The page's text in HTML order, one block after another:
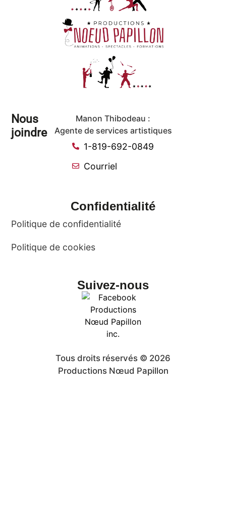
Nous
joindre
Manon Thibodeau :
Agente de services artistiques
1-819-692-0849
Courriel
Confidentialité
Politique de confidentialité
Politique de cookies
Suivez-nous
Tous droits réservés © 2026
Productions Nœud Papillon